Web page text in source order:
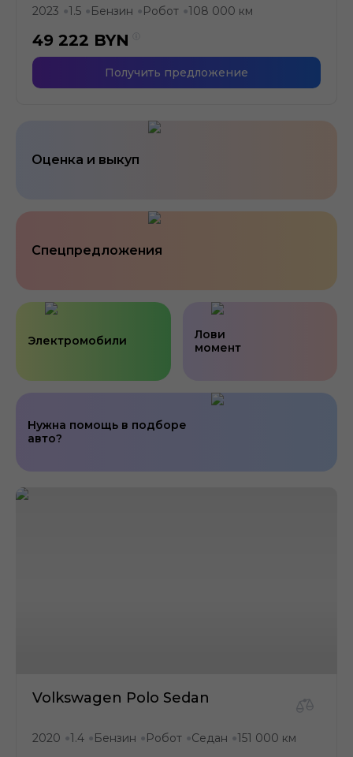
2023 ●1.5 ● Бензин ● Робот ●108 000 км
49 222 BYN
Получить предложение
Оценка и выкуп
Спецпредложения
Нужна помощь в подборе
авто?
Электромобили
Лови
момент
Volkswagen Polo Sedan
2020 ●1.4 ● Бензин ● Робот ●Седан ●151 000 км